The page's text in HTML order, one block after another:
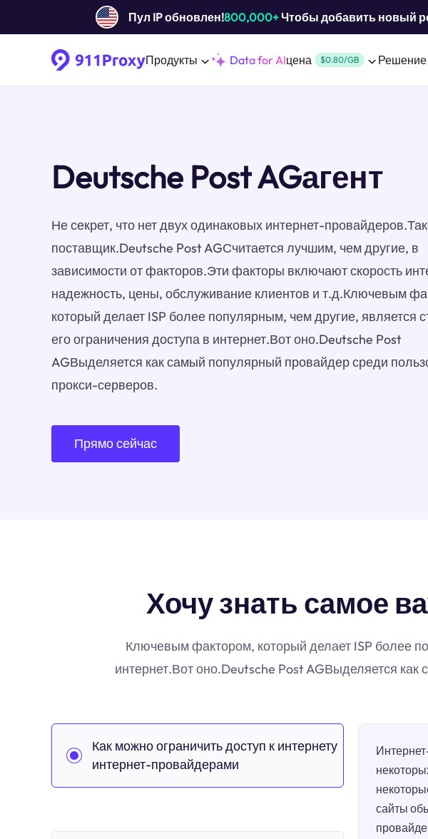
Пул IP обновлен!800,000+Чтобы добавить новый
Продукты Data for AIцена $0.80/GB Решение
Deutsche Post AGагент
Не секрет, что нет двух одинаковых интернет-
поставщик.Deutsche Post AGСчитается лучшим, чем другие, в
зависимости от факторов.Эти факторы включают скорость
надежность, цены, обслуживание клиентов и т.д.Ключевым
который делает ISP более популярным, чем другие, является
его ограничения доступа в интернет.Вот оно.Deutsche Post
AGВыделяется как самый популярный провайдер среди
прокси-серверов.
Прямо сейчас
Хочу знать самое
Ключевым фактором, который делает ISP более
интернет.Вот оно.Deutsche Post AGВыделяется
Как можно ограничить доступ к интернету
интернет-провайдерами
сайты